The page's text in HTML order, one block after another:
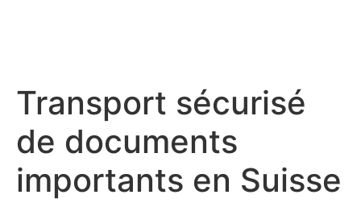
Transport sécurisé
de documents
importants en Suisse